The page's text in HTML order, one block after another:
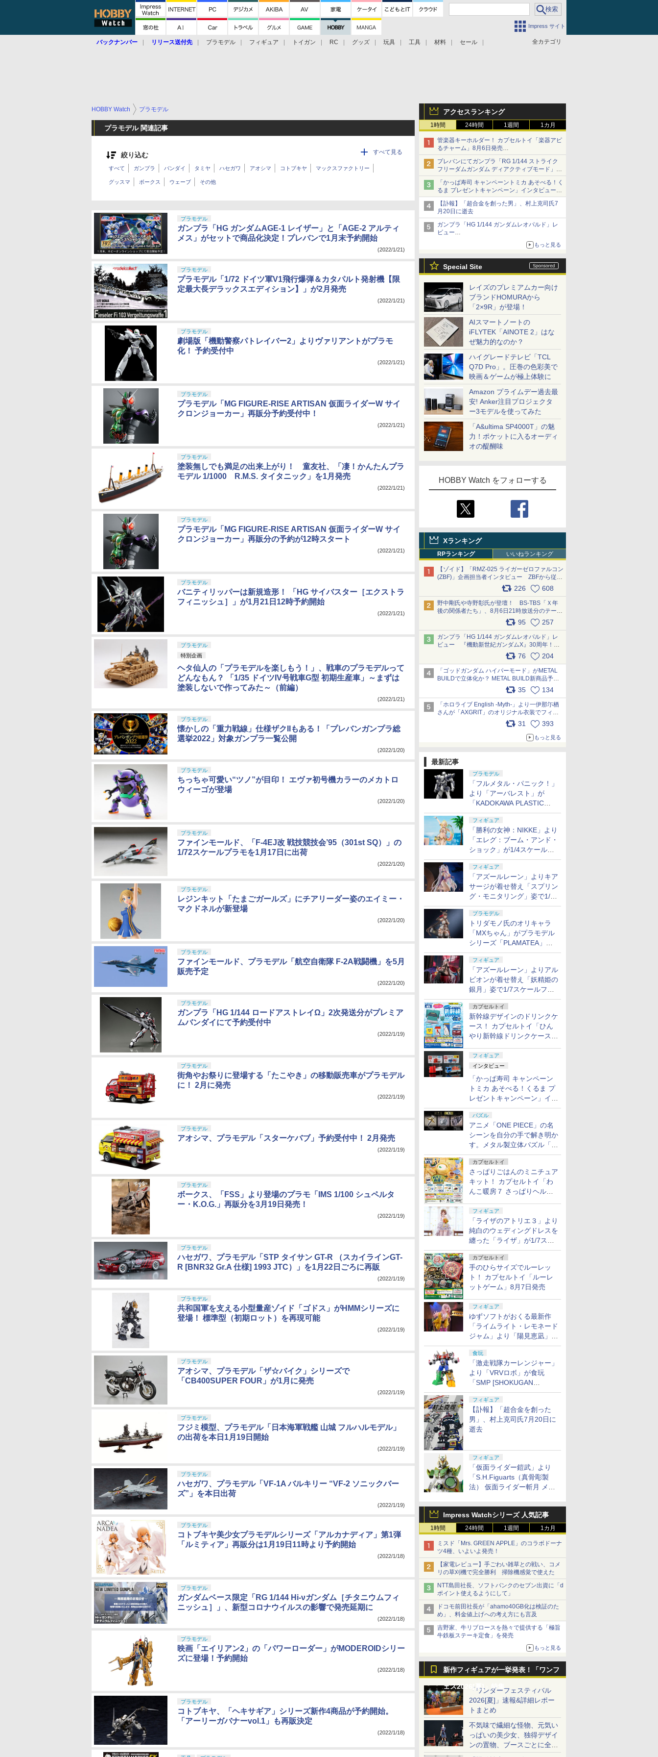
Impress サイト
全カテゴリ
バックナンバー リリース送付先 プラモデル フィギュア トイガン RC グッズ 玩具 工具 材料 セール
アクセスランキング
1時間 24時間 1週間 1カ月
管楽器キーホルダー！ カプセルトイ「楽器アピ
るチャーム」8月6日発売
チューバ、テナサクなど5種各3色
プレバンにてガンプラ「RG 1/144 ストライク
フリーダムガンダム ディアクティブモード」の
再販分が8月7日11時より予約開始！
「かっぱ寿司 キャンペーントミカ あそべる！く
るま プレゼントキャンペーン」インタビュー
子どもが楽しめるかっぱ寿司ならではの体験と
コラボの楽しさを追求
【訃報】「超合金を創った男」、村上克司氏7
月20日に逝去
ガンプラ「HG 1/144 ガンダムレオパルド」レ
ビュー
『機動新世紀ガンダムX』30周年！インナーア
ームガトリングの変形機構まで再現し最新フォ
もっと見る
Special Site
レイズのプレミアムカー向け
ブランドHOMURAから
「2×9R」が登場！
AIスマートノートの
iFLYTEK「AINOTE 2」はな
ぜ魅力的なのか？
ハイグレードテレビ「TCL
Q7D Pro」。圧巻の色彩美で
映画＆ゲームが極上体験に
Amazon プライムデー過去最
安! Anker注目プロジェクタ
ー3モデルを使ってみた
「A&ultima SP4000T」の魅
力！ポケットに入るオーディ
オの醍醐味
HOBBY Watch をフォローする
Xランキング
RPランキング いいねランキング
【ゾイド】「RMZ-025 ライガーゼロファルコン
(ZBF)」企画担当者インタビュー ZBFから従来
デザインまで再現可能なボリューム満点のキッ
ト pic.x.com/6zOqQAQKkX
226 608
野中剛氏や寺野彰氏が登壇！ BS-TBS「Ｘ年
後の関係者たち」、8月6日21時放送分のテーマ
は「超合金」！ pic.x.com/uWyt1uyuFm
95 257
ガンプラ「HG 1/144 ガンダムレオパルド」レ
ビュー 『機動新世紀ガンダムX』30周年！イ
ンナーアームガトリングの変形機構まで再現し
最新フォーマットでキット化！
pic.x.com/nszPIDTpbg
76 204
「ゴッドガンダム ハイパーモード」がMETAL
BUILDで立体化か？ METAL BUILD新商品予告
が公開 pic.x.com/HIcLLIM3ar35 134
「ホロライブ English -Myth-」より一伊那尓栖
さんが「AXGRIT」のオリジナル衣装でフィギ
ュア化 pic.x.com/YMGhdIAzNa
31 393
もっと見る
最新記事
プラモデル
「フルメタル・パニック！」
より「アーバレスト」が
「KADOKAWA PLASTIC
MODEL SERIES」から1/48
スケールで登場！
フィギュア
「勝利の女神：NIKKE」より
「エレグ：ブーム・アンド・
ショック」が1/4スケールで
フィギュア化！
フィギュア
「アズールレーン」よりキア
サージが着せ替え「スプリン
グ・モニタリング」姿で1/6
スケールフィギュア化！
プラモデル
トリダモノ氏のオリキャラ
「MXちゃん」がプラモデル
シリーズ「PLAMATEA」で
登場！ 2027年1月発売予定
フィギュア
「アズールレーン」よりアル
ビオンが着せ替え「妖精姫の
銀月」姿で1/7スケールフィ
ギュア化！
カプセルトイ
新幹線デザインのドリンクケ
ース！ カプセルトイ「ひん
やり新幹線ドリンクケース」
フィギュア
インタビュー
「かっぱ寿司 キャンペーン
トミカ あそべる！くるま プ
レゼントキャンペーン」イン
タビュー
パズル
アニメ「ONE PIECE」の名
シーンを自分の手で解き明か
す。メタル製立体パズル「は
ずる ONE PIECE」シリーズ
3種が登場
カプセルトイ
さっぱりごはんのミニチュア
キット！ カプセルトイ「わ
んこ暖房７ さっぱりヘルシ
フィギュア
「ライザのアトリエ３」より
純白のウェディングドレスを
纏った「ライザ」が1/7スケ
ールフィギュアで登場！
カプセルトイ
手のひらサイズでルーレッ
ト！ カプセルトイ「ルーレ
ットゲーム」8月7日発売
フィギュア
ゆずソフトがおくる最新作
「ライムライト・レモネード
ジャム」より「陽見恵凪」が
1/3.5スケールフィギュアで
登場！
食玩
「激走戦隊カーレンジャー」
より「VRVロボ」が食玩
「SMP [SHOKUGAN
MODELING PROJECT]」に
登場！
フィギュア
【訃報】「超合金を創った
男」、村上克司氏7月20日に
逝去
フィギュア
「仮面ライダー鎧武」より
「S.H.Figuarts（真骨彫製
法） 仮面ライダー斬月 メロ
8月7日16時から予約開始！
Impress Watchシリーズ 人気記事
1時間 24時間 1週間 1カ月
ミスド「Mrs. GREEN APPLE」のコラボドーナ
ツ4種、いよいよ発売！
【家電レビュー】手ごわい雑草との戦い、コメ
リの草刈機で完全勝利 掃除機感覚で使えた
NTT島田社長、ソフトバンクのセブン出資に「d
ポイント使えるようにして」
ドコモ前田社長が「ahamo40GB化は検証のた
め」、料金値上げへの考え方にも言及
吉野家、牛リブロースを熱々で提供する「極旨
牛鉄板ステーキ定食」を発売
もっと見る
新作フィギュアが一挙発表！「ワンフ
ェス2026[夏]」特集「ワンダーフェスティバル
2026[夏]」速報&詳細レポー
トまとめ
不気味で繊細な怪物、元気い
っぱいの美少女、独得デザイ
ンの置物、ブースごとに全く
異なる世界が広がる一般ディ
HOBBY Watch プラモデル
プラモデル 関連記事
絞り込む すべて見る
すべて ガンプラ バンダイ タミヤ ハセガワ アオシマ コトブキヤ マックスファクトリー
グッスマ ボークス ウェーブ その他
プラモデル
ガンプラ「HG ガンダムAGE-1 レイザー」と「AGE-2 アルティ
メス」がセットで商品化決定！プレバンで1月末予約開始
(2022/1/21)
プラモデル
プラモデル「1/72 ドイツ軍V1飛行爆弾＆カタパルト発射機【限
定最大長デラックスエディション】」が2月発売
(2022/1/21)
プラモデル
劇場版「機動警察パトレイバー2」よりヴァリアントがプラモ
化！ 予約受付中
(2022/1/21)
プラモデル
プラモデル「MG FIGURE-RISE ARTISAN 仮面ライダーW サイ
クロンジョーカー」再販分予約受付中！
(2022/1/21)
プラモデル
塗装無しでも満足の出来上がり！ 童友社、「凄！かんたんプラ
モデル 1/1000 R.M.S. タイタニック」を1月発売
(2022/1/21)
プラモデル
プラモデル「MG FIGURE-RISE ARTISAN 仮面ライダーW サイ
クロンジョーカー」再販分の予約が12時スタート
(2022/1/21)
プラモデル
バニティリッパーは新規造形！ 「HG サイバスター［エクストラ
フィニッシュ］」が1月21日12時予約開始
(2022/1/21)
プラモデル
特別企画
ヘタ仙人の「プラモデルを楽しもう！」、戦車のプラモデルって
どんなもん？ 「1/35 ドイツIV号戦車G型 初期生産車」～まずは
塗装しないで作ってみた～（前編）
(2022/1/21)
プラモデル
懐かしの「重力戦線」仕様ザクIIもある！「プレバンガンプラ総
選挙2022」対象ガンプラ一覧公開
(2022/1/20)
プラモデル
ちっちゃ可愛い“ツノ”が目印！ エヴァ初号機カラーのメカトロ
ウィーゴが登場
(2022/1/20)
プラモデル
ファインモールド、「F-4EJ改 戦技競技会’95（301st SQ）」の
1/72スケールプラモを1月17日に出荷
(2022/1/20)
プラモデル
レジンキット「たまごガールズ」にチアリーダー姿のエイミー・
マクドネルが新登場
(2022/1/20)
プラモデル
ファインモールド、プラモデル「航空自衛隊 F-2A戦闘機」を5月
販売予定
(2022/1/20)
プラモデル
ガンプラ「HG 1/144 ロードアストレイΩ」2次発送分がプレミア
ムバンダイにて予約受付中
(2022/1/19)
プラモデル
街角やお祭りに登場する「たこやき」の移動販売車がプラモデル
に！ 2月に発売
(2022/1/19)
プラモデル
アオシマ、プラモデル「スターケバブ」予約受付中！ 2月発売
(2022/1/19)
プラモデル
ボークス、「FSS」より登場のプラモ「IMS 1/100 シュペルタ
ー・K.O.G.」再販分を3月19日発売！
(2022/1/19)
プラモデル
ハセガワ、プラモデル「STP タイサン GT-R （スカイラインGT-
R [BNR32 Gr.A 仕様] 1993 JTC）」を1月22日ごろに再販
(2022/1/19)
プラモデル
共和国軍を支える小型量産ゾイド「ゴドス」がHMMシリーズに
登場！ 標準型（初期ロット）を再現可能
(2022/1/19)
プラモデル
アオシマ、プラモデル「ザ☆バイク」シリーズで
「CB400SUPER FOUR」が1月に発売
(2022/1/19)
プラモデル
フジミ模型、プラモデル「日本海軍戦艦 山城 フルハルモデル」
の出荷を本日1月19日開始
(2022/1/19)
プラモデル
ハセガワ、プラモデル「VF-1A バルキリー “VF-2 ソニックバー
ズ”」を本日出荷
(2022/1/19)
プラモデル
コトブキヤ美少女プラモデルシリーズ「アルカナディア」第1弾
「ルミティア」再販分は1月19日11時より予約開始
(2022/1/18)
プラモデル
ガンダムベース限定「RG 1/144 Hi-νガンダム［チタニウムフィ
ニッシュ］」、新型コロナウイルスの影響で発売延期に
(2022/1/18)
プラモデル
映画「エイリアン2」の「パワーローダー」がMODEROIDシリー
ズに登場！予約開始
(2022/1/18)
プラモデル
コトブキヤ、「ヘキサギア」シリーズ新作4商品が予約開始。
「アーリーガバナーvol.1」も再販決定
(2022/1/18)